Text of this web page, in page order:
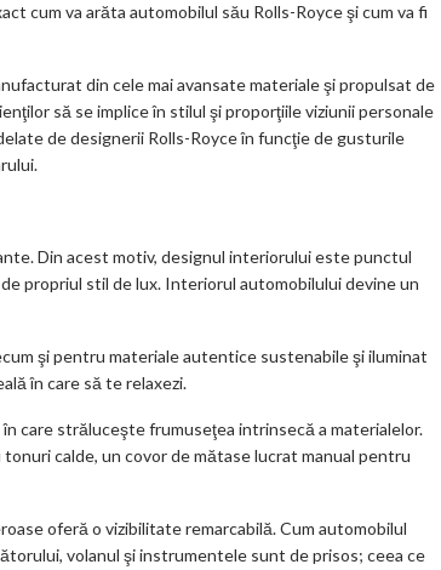
cum va arăta automobilul său Rolls-Royce şi cum va fi
din cele mai avansate materiale şi propulsat de
să se implice în stilul şi proporţiile viziunii personale
de designerii Rolls-Royce în funcţie de gusturile
Din acest motiv, designul interiorului este punctul
propriul stil de lux. Interiorul automobilului devine un
şi pentru materiale autentice sustenabile şi iluminat
în care să te relaxezi.
care străluceşte frumuseţea intrinsecă a materialelor.
calde, un covor de mătase lucrat manual pentru
oferă o vizibilitate remarcabilă. Cum automobilul
volanul şi instrumentele sunt de prisos; ceea ce